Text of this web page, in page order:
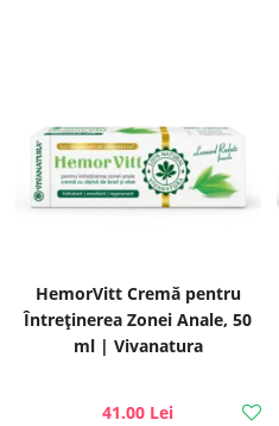
HemorVitt Cremă pentru
Întreținerea Zonei Anale, 50
ml | Vivanatura
41.00 Lei